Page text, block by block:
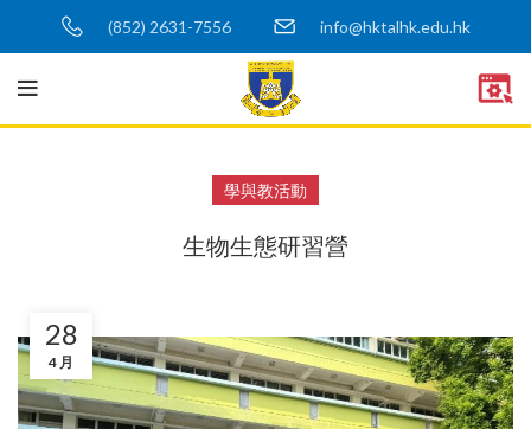
(852) 2631-7556 info@hktalhk.edu.hk
學與教活動
生物生態研習營
28
4 月